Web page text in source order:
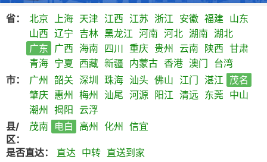
省： 北京 上海 天津 江西 江苏 浙江 安徽 福建 山东
山西 辽宁 吉林 黑龙江 河南 河北 湖南 湖北
广东 广西 海南 四川 重庆 贵州 云南 陕西 甘肃
青海 宁夏 西藏 新疆 内蒙古 香港 澳门 台湾
市：
广州 韶关 深圳 珠海 汕头 佛山 江门 湛江 茂名
肇庆 惠州 梅州 汕尾 河源 阳江 清远 东莞 中山
潮州 揭阳 云浮
县/
区：
茂南 电白 高州 化州 信宜
是否直达： 直达 中转 直送到家